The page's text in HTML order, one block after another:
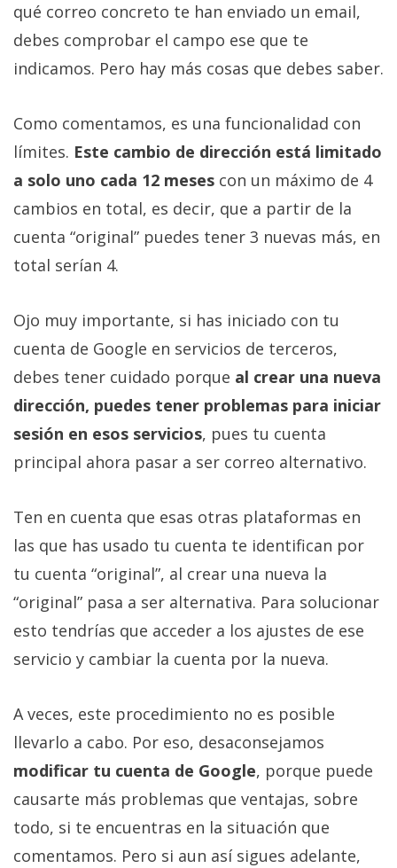
qué correo concreto te han enviado un email,
debes comprobar el campo ese que te
indicamos. Pero hay más cosas que debes saber.
Como comentamos, es una funcionalidad con
límites. Este cambio de dirección está limitado
a solo uno cada 12 meses con un máximo de 4
cambios en total, es decir, que a partir de la
cuenta “original” puedes tener 3 nuevas más, en
total serían 4.
Ojo muy importante, si has iniciado con tu
cuenta de Google en servicios de terceros,
debes tener cuidado porque al crear una nueva
dirección, puedes tener problemas para iniciar
sesión en esos servicios, pues tu cuenta
principal ahora pasar a ser correo alternativo.
Ten en cuenta que esas otras plataformas en
las que has usado tu cuenta te identifican por
tu cuenta “original”, al crear una nueva la
“original” pasa a ser alternativa. Para solucionar
esto tendrías que acceder a los ajustes de ese
servicio y cambiar la cuenta por la nueva.
A veces, este procedimiento no es posible
llevarlo a cabo. Por eso, desaconsejamos
modificar tu cuenta de Google, porque puede
causarte más problemas que ventajas, sobre
todo, si te encuentras en la situación que
comentamos. Pero si aun así sigues adelante,